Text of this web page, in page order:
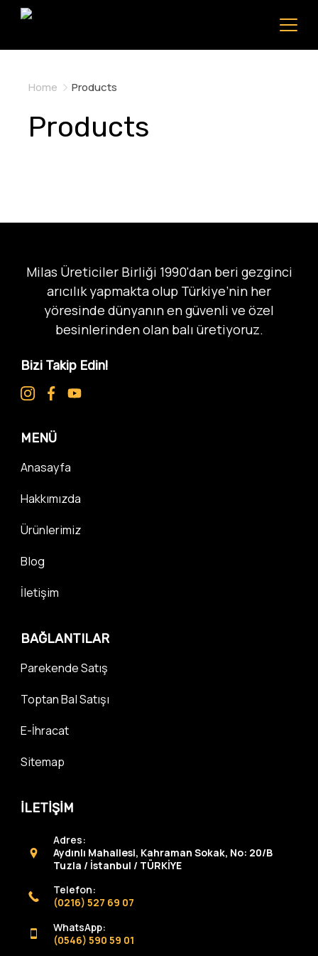
Home Products
Products
Milas Üreticiler Birliği 1990'dan beri gezginci
arıcılık yapmakta olup Türkiye’nin her
yöresinde dünyanın en güvenli ve özel
besinlerinden olan balı üretiyoruz.
Bizi Takip Edin!
MENÜ
Anasayfa
Hakkımızda
Ürünlerimiz
Blog
İletişim
BAĞLANTILAR
Parekende Satış
Toptan Bal Satışı
E-İhracat
Sitemap
İLETİŞİM
Adres:
Aydınlı Mahallesi, Kahraman Sokak, No: 20/B
Tuzla / İstanbul / TÜRKİYE
Telefon:
(0216) 527 69 07
WhatsApp:
(0546) 590 59 01